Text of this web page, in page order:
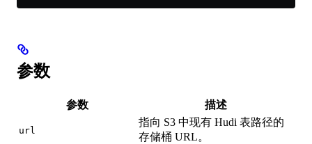
参数
参数 描述
url
指向 S3 中现有 Hudi 表路径的
存储桶 URL。